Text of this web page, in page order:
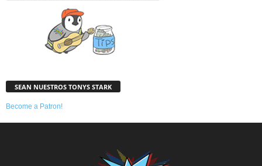
SEAN NUESTROS TONYS STARK
Become a Patron!